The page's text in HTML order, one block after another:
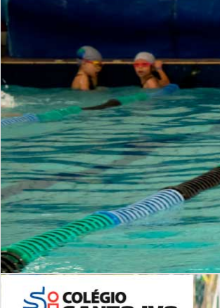
Período Integral | Saiba mais
Entre em Contato
INSTITUCIONAL